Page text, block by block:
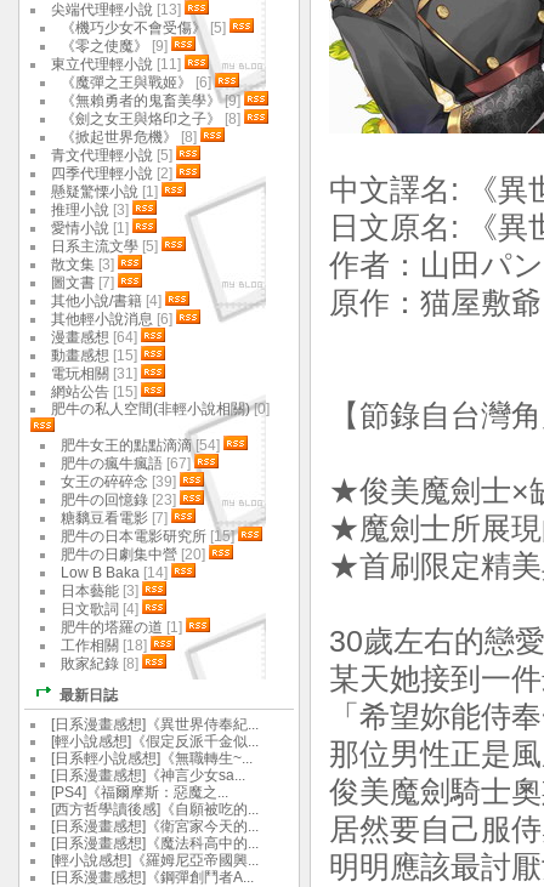
中文譯名: 《
日文原名: 《
作者：山田
原作：猫屋敷
【節錄自台灣
★俊美魔劍士×
★魔劍士所展
★首刷限定精
30歲左右的戀
某天她接到一
「希望妳能侍
那位男性正是
俊美魔劍騎士
居然要自己服
明明應該最討
尖端代理輕小說 [13]
《機巧少女不會受傷》
[5]
《零之使魔》
[9]
東立代理輕小說 [11]
《魔彈之王與戰姬》
[6]
《無賴勇者的鬼畜美學》[9]
《劍之女王與烙印之子》
[8]
《掀起世界危機》
[8]
青文代理輕小說 [5]
四季代理輕小說 [2]
懸疑驚慄小說 [1]
推理小說 [3]
愛情小說 [1]
日系主流文學 [5]
散文集 [3]
圖文書 [7]
其他小說/書籍 [4]
其他輕小說消息 [6]
漫畫感想 [64]
動畫感想 [15]
電玩相關 [31]
網站公告 [15]
肥牛の私人空間(非輕小說相關)[0]
肥牛女王的點點滴滴[54]
肥牛の瘋牛瘋語 [67]
女王の碎碎念 [39]
肥牛の回憶錄 [23]
糖黐豆看電影 [7]
肥牛の日本電影研究所 [15]
肥牛の日劇集中營 [20]
Low B Baka [14]
日本藝能 [3]
日文歌詞 [4]
肥牛的塔羅の道 [1]
工作相關 [18]
敗家紀錄 [8]
最新日誌
[日系漫畫感想]《異世界侍奉紀...
[輕小說感想]《假定反派千金似...
[日系輕小說感想]《無職轉生~...
[日系漫畫感想]《神言少女sa...
[PS4]《福爾摩斯：惡魔之...
[西方哲學讀後感]《自願被吃的...
[日系漫畫感想]《衛宮家今天的...
[日系漫畫感想]《魔法科高中的...
[輕小說感想]《羅姆尼亞帝國興...
[日系漫畫感想]《鋼彈創鬥者A...